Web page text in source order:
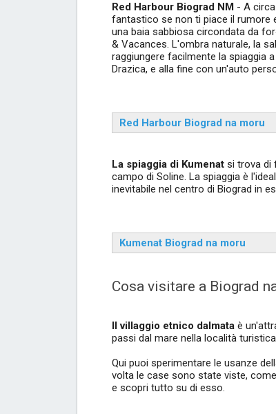
Red Harbour Biograd NM - A
fantastico se non ti piace il rumore
una baia sabbiosa circondata da
& Vacances. L'ombra naturale, la
raggiungere facilmente la spiaggia
Drazica, e alla fine con un'auto
Red Harbour Biograd na moru
La spiaggia di Kumenat si trova di
campo di Soline. La spiaggia è
inevitabile nel centro di Biograd in
Kumenat Biograd na moru
Cosa visitare a Biograd
Il villaggio etnico dalmata è
passi dal mare nella località
Qui puoi sperimentare le usanze
volta le case sono state viste,
e scopri tutto su di esso.